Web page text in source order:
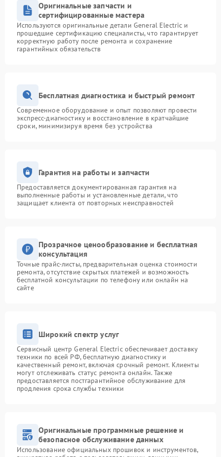
Оригинальные запчасти и
сертифицированные мастера
Используются оригинальные детали General Electric и
прошедшие сертификацию специалисты, что гарантирует
корректную работу после ремонта и сохранение
гарантийных обязательств
Бесплатная диагностика и быстрый ремонт
Современное оборудование и опыт позволяют провести
экспресс-диагностику и восстановление в кратчайшие
сроки, минимизируя время без устройства
Гарантия на работы и запчасти
Предоставляется документированная гарантия на
выполненные работы и установленные детали, что
защищает клиента от повторных неисправностей
Прозрачное ценообразование и бесплатная
консультация
Точные прайс-листы, предварительная оценка стоимости
ремонта, отсутствие скрытых платежей и возможность
бесплатной консультации по телефону или онлайн на
сайте
Широкий спектр услуг
Сервисный центр General Electric обеспечивает доставку
техники по всей РФ, бесплатную диагностику и
качественный ремонт, включая срочный ремонт. Клиенты
могут отслеживать статус ремонта онлайн. Также
предоставляется постгарантийное обслуживание для
продления срока службы техники
Оригинальные программные решение и
безопасное обслуживание данных
Использование официальных прошивок и инструментов,